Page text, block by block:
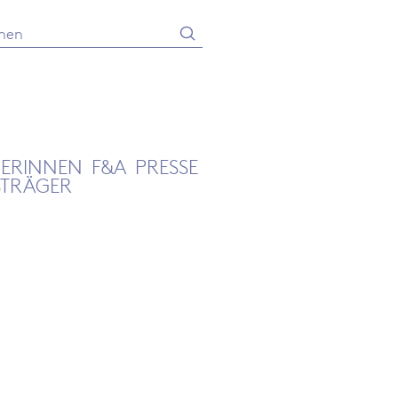
Absenden
F&A PRESSE